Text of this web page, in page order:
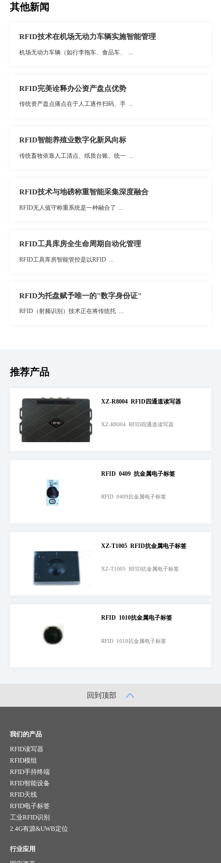
其他新闻
RFID技术在机场无动力车辆实施智能管理
机场无动力车辆（如行李拖车、食品车、 ...
RFID完美诠释办公资产盘点优势
传统资产盘点痛点在于人工逐件扫码、手 ...
RFID智能养殖业数字化新风向标
传统畜牧依靠人工清点、纸质台账、统一 ...
RFID技术与地磅称重智能采集深度融合
RFID无人值守称重系统是一种融合了 ...
RFID工具库房全生命周期自动化管理
RFID工具库房智能管控是以RFID ...
RFID为托盘赋予唯一的"数字身份证"
RFID（射频识别）技术正在将传统托 ...
推荐产品
XZ-R8004 RFID四通道读写器
XZ-R8004 RFID四通道读写器
RFID 0409 抗金属电子标签
RFID 0409抗金属电子标签
XZ-T1005 RFID抗金属电子标签
XZ-T1005 RFID抗金属电子标签
RFID 1010抗金属电子标签
RFID 1010抗金属电子标签
回到顶部
我们的产品
RFID读写器
RFID模组
RFID手持终端
RFID智能设备
RFID天线
RFID电子标签
工业RFID识别
2.4G有源&UWB定位
行业应用